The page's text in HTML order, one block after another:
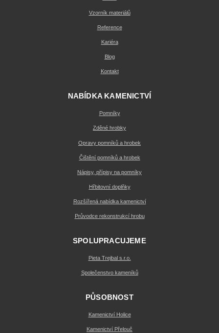
Vzorník materiálů
Reference
Kariéra
Blog
Kontakt
NABÍDKA KAMENICTVÍ
Pomníky
Zděné hrobky
Opravy pomníků a hrobek
Čištění pomníků a hrobek
Nápisy, přípisy na pomníky
Hřbitovní doplňky
Rozšířená nabídka kamenictví
Průvodce rekonstrukcí hrobu
SPOLUPRACUJEME
Pieta Trejbal s.r.o.
Společenstvo kameníků
PŮSOBNOST
Kamenictví Holice
Kamenictví Přelouč